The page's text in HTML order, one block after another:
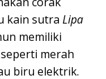
kain sutra Lipa
memiliki
merah
biru elektrik.